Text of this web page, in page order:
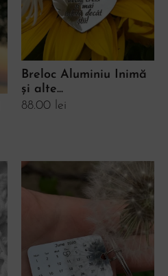
Breloc Aluminiu Inimă
și alte...
88.00 lei